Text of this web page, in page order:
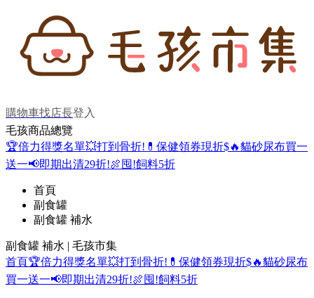
購物車找店長登入
毛孩商品總覽
🏆倍力得獎名單💥打到骨折! 💊保健領券現折$🔥貓砂尿布買一
送一📢即期出清29折!🍖囤!飼料5折
首頁
副食罐
副食罐 補水
副食罐 補水 | 毛孩市集
首頁🏆倍力得獎名單💥打到骨折! 💊保健領券現折$🔥貓砂尿布
買一送一📢即期出清29折!🍖囤!飼料5折